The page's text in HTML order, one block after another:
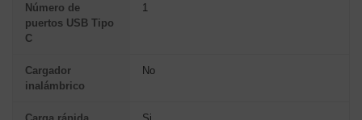
Número de
puertos USB Tipo
C
1
Cargador
inalámbrico
No